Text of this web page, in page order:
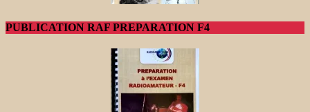
PUBLICATION RAF PREPARATION F4